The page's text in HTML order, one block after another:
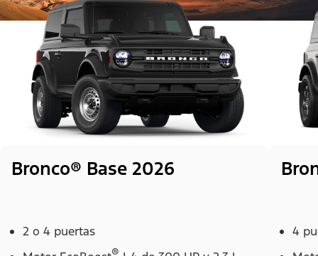
Bronco® Base 2026
2 o 4 puertas
®
4